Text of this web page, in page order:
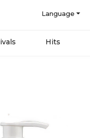
Language
Hits